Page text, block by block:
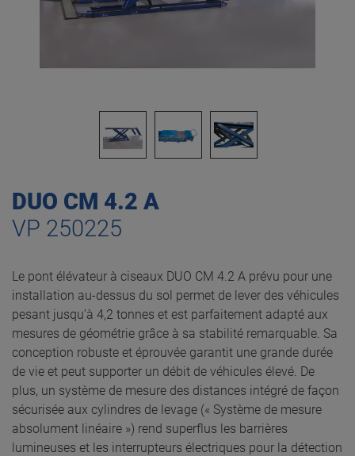
DUO CM 4.2 A
VP 250225
Le pont élévateur à ciseaux DUO CM 4.2 A prévu pour une
installation au-dessus du sol permet de lever des véhicules
pesant jusqu’à 4,2 tonnes et est parfaitement adapté aux
mesures de géométrie grâce à sa stabilité remarquable. Sa
conception robuste et éprouvée garantit une grande durée
de vie et peut supporter un débit de véhicules élevé. De
plus, un système de mesure des distances intégré de façon
sécurisée aux cylindres de levage (« Système de mesure
absolument linéaire ») rend superflus les barrières
lumineuses et les interrupteurs électriques pour la détection